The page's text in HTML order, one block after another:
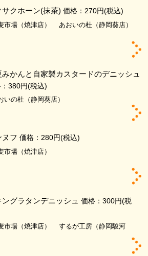
サクホーン(抹茶) 価格：270円(税込)
市場（焼津店） あおいの杜（静岡葵店）
みかんと自家製カスタードのデニッシュ
380円(税込)
いの杜（静岡葵店）
ヌフ 価格：280円(税込)
市場（焼津店）
ングラタンデニッシュ 価格：300円(税
市場（焼津店）
するが工房（静岡駿河